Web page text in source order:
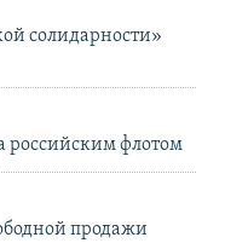
солидарности»
российским флотом
продажи